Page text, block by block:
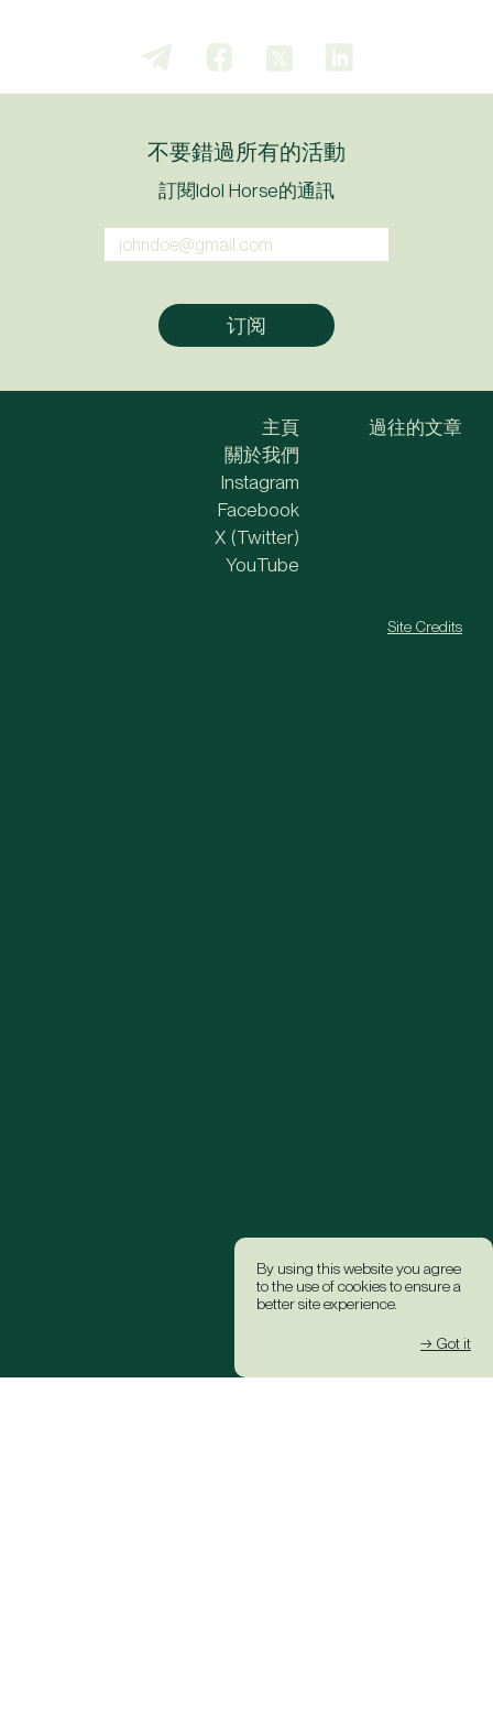
By using this website you agree
to the use of cookies to ensure a
better site experience.
→ Got it
不要錯過所有的活動
訂閱Idol Horse的通訊
主頁
關於我們
過往的文章
Instagram
Facebook
X (Twitter)
YouTube
Site Credits